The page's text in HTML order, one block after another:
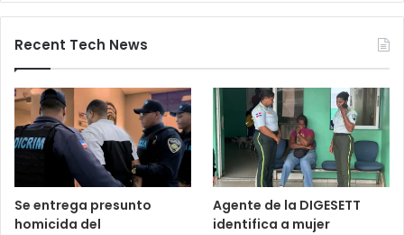
Recent Tech News
Se entrega presunto
homicida del
Agente de la DIGESETT
identifica a mujer